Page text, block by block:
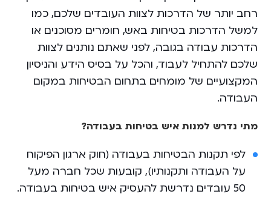
רחב יותר של הדרכות לצוות העובדים שלכם, כמו
למשל הדרכות בטיחות באש, חומרים מסוכנים או
הדרכות עבודה בגובה, לפני ‏שאתם נותנים לצוות
שלכם להתחיל לעבוד, והכל על בסיס הידע והניסיון
המקצועיים של מומחים בתחום הבטיחות במקום
העבודה.
‏מתי נדרש למנות איש בטיחות בעבודה?
לפי תקנות הבטיחות בעבודה (חוק ארגון הפיקוח
על העבודה ותקנותיו), קובעות שכל חברה מעל
50 עובדים נדרשת להעסיק איש בטיחות בעבודה.